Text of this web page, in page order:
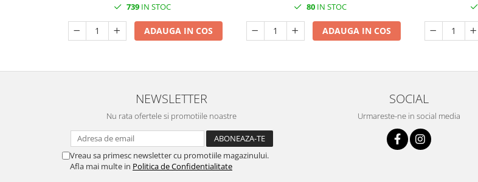
TEMATICA ROMANTICA
DECOR 1 & 8 MARTIE
DECOR CRACIUN & REVELION
DECOR PRIMAVARA
DECOR TOAMNA
739IN STOC
ADAUGA IN COS
80 IN STOC
ADAUGA IN COS
NEWSLETTER
Nu rata ofertele si promotiile noastre
Vreau sa primesc newsletter cu promotiile magazinului.
Afla mai multe in Politica de Confidentialitate
SOCIAL
Urmareste-ne in social media